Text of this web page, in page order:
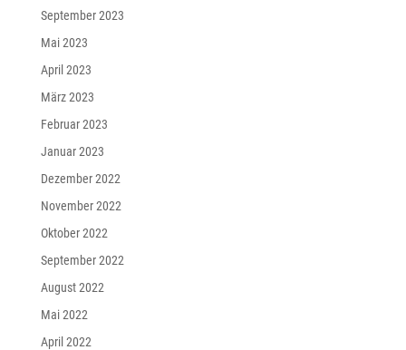
September 2023
Mai 2023
April 2023
März 2023
Februar 2023
Januar 2023
Dezember 2022
November 2022
Oktober 2022
September 2022
August 2022
Mai 2022
April 2022